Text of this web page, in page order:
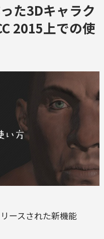
た3Dキャラク
2015上での使
ースされた新機能